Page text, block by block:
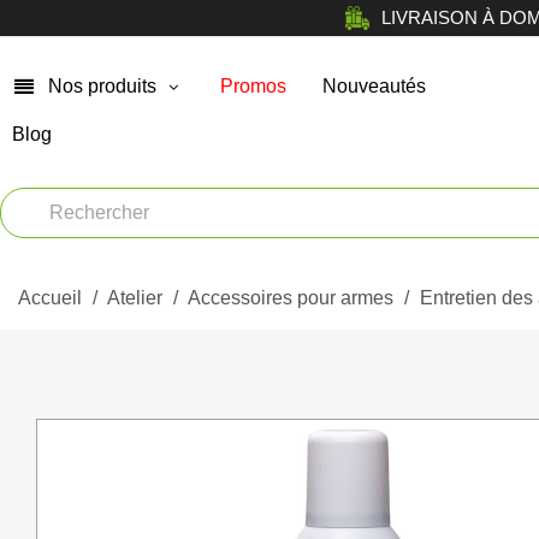
LIVRAISON À
Nos produits
Atelier
Tir Sportif
Promos Nouveautés
Blog
Accueil Atelier Accessoires pour armes Entretien des